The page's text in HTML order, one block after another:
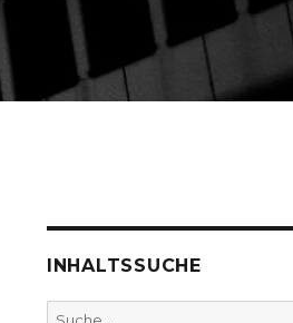
INHALTSSUCHE
Suche